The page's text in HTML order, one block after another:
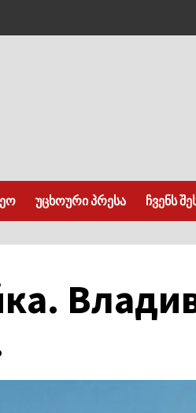
უცხოური პრესა ჩვენს